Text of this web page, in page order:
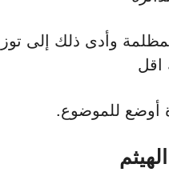
وأدى ذلك إلى
أوضع للموضوع.